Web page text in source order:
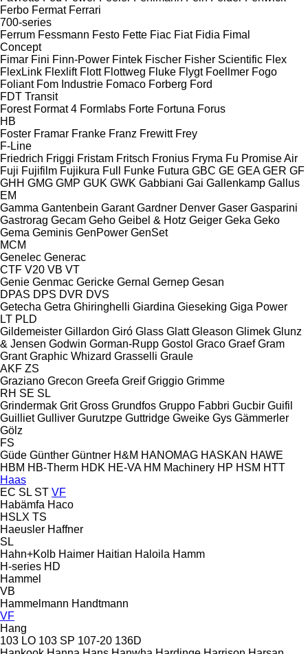
Ferbo Fermat Ferrari
700-series
Ferrum Fessmann Festo Fette Fiac Fiat Fidia Fimal
Concept
Fimar Fini Finn-Power Fintek Fischer Fisher Scientific Flex
FlexLink Flexlift Flott Flottweg Fluke Flygt Foellmer Fogo
Foliant Fom Industrie Fomaco Forberg Ford
FDT Transit
Forest Format 4 Formlabs Forte Fortuna Forus
HB
Foster Framar Franke Franz Frewitt Frey
F-Line
Friedrich Friggi Fristam Fritsch Fronius Fryma Fu Promise Air
Fuji Fujifilm Fujikura Full Funke Futura GBC GE GEA GER GF
GHH GMG GMP GUK GWK Gabbiani Gai Gallenkamp Gallus
EM
Gamma Gantenbein Garant Gardner Denver Gaser Gasparini
Gastrorag Gecam Geho Geibel & Hotz Geiger Geka Geko
Gema Geminis GenPower GenSet
MCM
Genelec Generac
CTF V20 VB VT
Genie Genmac Gericke Gernal Gernep Gesan
DPAS DPS DVR DVS
Getecha Getra Ghiringhelli Giardina Gieseking Giga Power
LT PLD
Gildemeister Gillardon Giró Glass Glatt Gleason Glimek Glunz
& Jensen Godwin Gorman-Rupp Gostol Graco Graef Gram
Grant Graphic Whizard Grasselli Graule
AKF ZS
Graziano Grecon Greefa Greif Griggio Grimme
RH SE SL
Grindermak Grit Gross Grundfos Gruppo Fabbri Gucbir Guifil
Guilliet Gulliver Gurutzpe Guttridge Gweike Gys Gämmerler
Gölz
FS
Güde Günther Güntner H&M HANOMAG HASKAN HAWE
HBM HB‑Therm HDK HE-VA HM Machinery HP HSM HTT
Haas
EC SL ST VF
Habämfa Haco
HSLX TS
Haeusler Haffner
SL
Hahn+Kolb Haimer Haitian Haloila Hamm
H-series HD
Hammel
VB
Hammelmann Handtmann
VF
Hang
103 LO 103 SP 107-20 136D